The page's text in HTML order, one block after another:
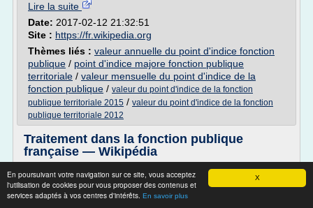
X
En poursuivant votre navigation sur ce site, vous acceptez
l'utilisation de cookies pour vous proposer des contenus et
services adaptés à vos centres d'intérêts. En savoir plus
Lire la suite
Date: 2017-02-12 21:32:51
Site : https://fr.wikipedia.org
Thèmes liés : valeur annuelle du point d'indice fonction
publique / point d'indice majore fonction publique
territoriale / valeur mensuelle du point d'indice de la
fonction publique / valeur du point d'indice de la fonction
publique territoriale 2015 / valeur du point d'indice de la fonction
publique territoriale 2012
Traitement dans la fonction publique
française — Wikipédia
Traitement dans la fonction publique française
Un article de Wikipédia, l'encyclopédie libre.
Aller à : navigation , rechercher